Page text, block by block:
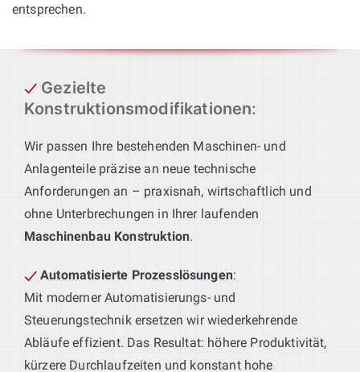
entsprechen.
Gezielte
Konstruktionsmodifikationen:
Wir passen Ihre bestehenden Maschinen- und
Anlagenteile präzise an neue technische
Anforderungen an – praxisnah, wirtschaftlich und
ohne Unterbrechungen in Ihrer laufenden
Maschinenbau Konstruktion.
Automatisierte Prozesslösungen:
Mit moderner Automatisierungs- und
Steuerungstechnik ersetzen wir wiederkehrende
Abläufe effizient. Das Resultat: höhere Produktivität,
kürzere Durchlaufzeiten und konstant hohe